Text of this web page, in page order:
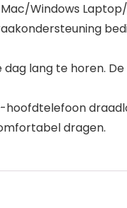
Windows Laptop/
lang te horen.
hoofdtelefoon
dragen.